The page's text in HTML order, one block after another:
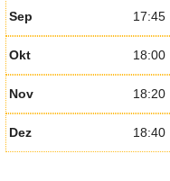
Sep 17:45
Okt 18:00
Nov 18:20
Dez 18:40